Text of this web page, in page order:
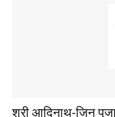
श्री आदिनाथ-जिन